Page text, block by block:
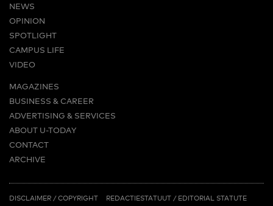
NEWS
OPINION
SPOTLIGHT
CAMPUS LIFE
VIDEO
MAGAZINES
BUSINESS & CAREER
ADVERTISING & SERVICES
ABOUT U-TODAY
CONTACT
ARCHIVE
LINKS
DISCLAIMER / COPYRIGHT REDACTIESTATUUT (PDF)
/ EDITORIAL STATUTE(PDF)